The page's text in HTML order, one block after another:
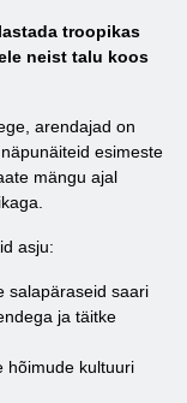
troopikas
neist talu koos
arendajad on
esimeste
mängu ajal
asju:
salapäraseid saari
ja täitke
hõimude kultuuri